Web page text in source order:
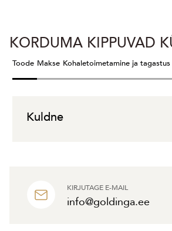
KIRJUTAGE E-MAIL
info@goldinga.ee
KORDUMA KIPPUVAD
Toode Makse Kohaletoimetamine ja tagastus
Kuldne